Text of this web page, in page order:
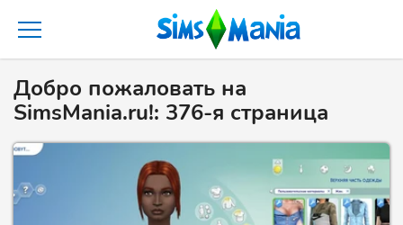
Добро пожаловать на
SimsMania.ru!: 376-я страница